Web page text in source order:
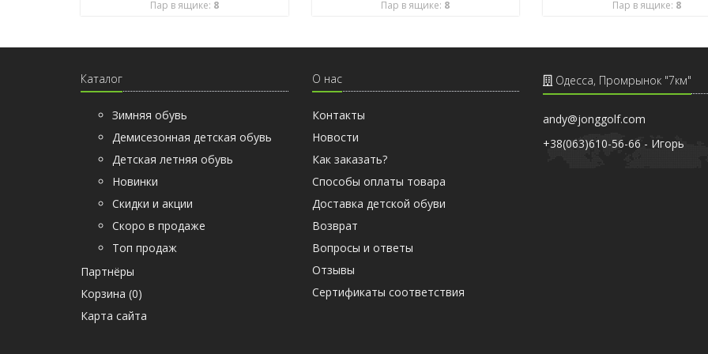
Пар в ящике: 8
Пар в ящике: 8
Пар в ящике: 8
Каталог
Зимняя обувь
Демисезонная детская обувь
Детская летняя обувь
Новинки
Скидки и акции
Скоро в продаже
Топ продаж
Партнёры
Корзина (0)
Карта сайта
О нас
Контакты
Новости
Как заказать?
Способы оплаты товара
Доставка детской обуви
Возврат
Вопросы и ответы
Отзывы
Cертификаты соответствия
Одесса, Промрынок "7км"
andy@jonggolf.com
+38(063)610-56-66 - Игорь